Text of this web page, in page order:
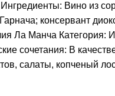
Вино из
консервант
Ла Манча Категория:
сочетания: В
салаты, копченый